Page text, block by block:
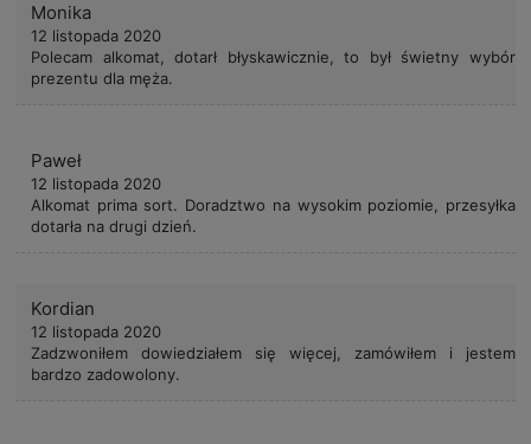
Monika
12 listopada 2020
Polecam alkomat, dotarł błyskawicznie, to był świetny wybór
prezentu dla męża.
Paweł
12 listopada 2020
Alkomat prima sort. Doradztwo na wysokim poziomie, przesyłka
dotarła na drugi dzień.
Kordian
12 listopada 2020
Zadzwoniłem dowiedziałem się więcej, zamówiłem i jestem
bardzo zadowolony.